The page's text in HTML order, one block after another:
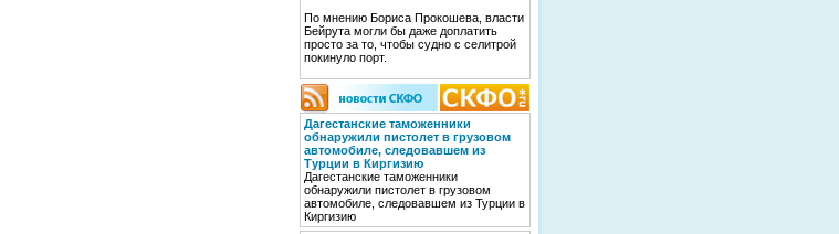
По мнению Бориса Прокошева, власти
Бейрута могли бы даже доплатить
просто за то, чтобы судно с селитрой
покинуло порт.
Дагестанские таможенники
обнаружили пистолет в грузовом
автомобиле, следовавшем из
Турции в Киргизию
Дагестанские таможенники
обнаружили пистолет в грузовом
автомобиле, следовавшем из Турции в
Киргизию